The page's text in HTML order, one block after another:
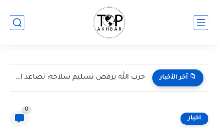
📁 آخر الأخبار حزب الله يرفض تسليم سلاحه: تصاعد الجدل حول مستقبل المقاومة
اخبار
0